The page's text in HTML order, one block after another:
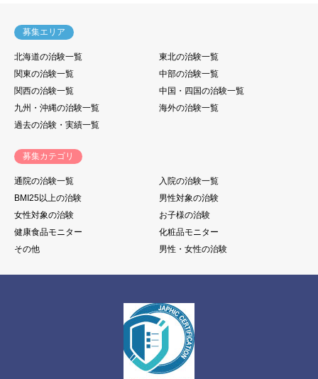
募集エリア
北海道の治験一覧
東北の治験一覧
関東の治験一覧
中部の治験一覧
関西の治験一覧
中国・四国の治験一覧
九州・沖縄の治験一覧
海外の治験一覧
過去の治験・実績一覧
募集カテゴリ
通院の治験一覧
入院の治験一覧
BMI25以上の治験
男性対象の治験
女性対象の治験
お子様の治験
健康食品モニター
化粧品モニター
その他
男性・女性の治験